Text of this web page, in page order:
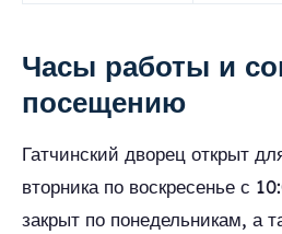
Часы работы и
посещению
Гатчинский дворец открыт
вторника по воскресенье с
закрыт по понедельникам, а